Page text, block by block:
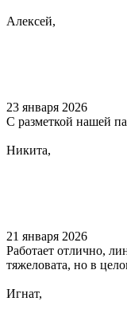
Алексей,
23 января 2026
С разметкой нашей
Никита,
21 января 2026
Работает отлично,
тяжеловата, но в
Игнат,